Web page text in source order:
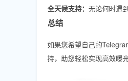
全天候支持： 无论何时遇
总结
如果您希望自己的
持，助您轻松实现高效曝